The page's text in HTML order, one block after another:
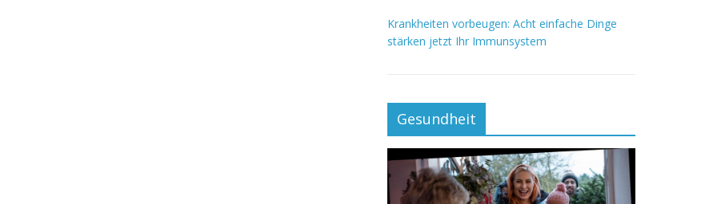
Krankheiten vorbeugen: Acht einfache Dinge
stärken jetzt Ihr Immunsystem
Gesundheit